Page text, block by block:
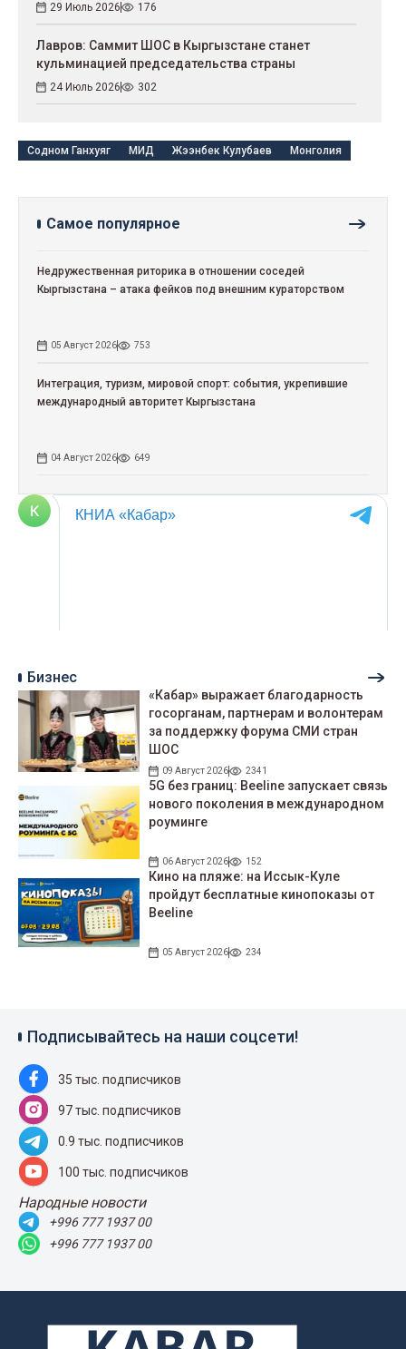
29 Июль 2026 176
Лавров: Саммит ШОС в Кыргызстане станет
кульминацией председательства страны
24 Июль 2026 302
Содном Ганхуяг МИД Жээнбек Кулубаев Монголия
Самое популярное
Недружественная риторика в отношении соседей
Кыргызстана – атака фейков под внешним кураторством
05 Август 2026 753
Интеграция, туризм, мировой спорт: события, укрепившие
международный авторитет Кыргызстана
04 Август 2026 649
Бизнес
«Кабар» выражает благодарность
госорганам, партнерам и волонтерам
за поддержку форума СМИ стран
ШОС
09 Август 2026 2341
5G без границ: Beeline запускает связь
нового поколения в международном
роуминге
06 Август 2026 152
Кино на пляже: на Иссык-Куле
пройдут беcплатные кинопоказы от
Beeline
05 Август 2026 234
Подписывайтесь на наши соцсети!
35 тыс. подписчиков
97 тыс. подписчиков
0.9 тыс. подписчиков
100 тыс. подписчиков
Народные новости
+996 777 1937 00
+996 777 1937 00